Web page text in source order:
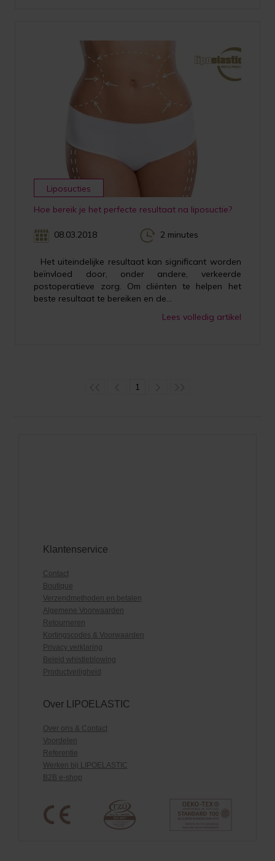
Liposucties
Hoe bereik je het perfecte resultaat na liposuctie?
08.03.2018 2 minutes
Het uiteindelijke resultaat kan significant worden
beïnvloed door, onder andere, verkeerde
postoperatieve zorg. Om cliënten te helpen het
beste resultaat te bereiken en de...
Lees volledig artikel
1
Klantenservice
Contact
Boutique
Verzendmethoden en betalen
Algemene Voorwaarden
Retourneren
Kortingscodes & Voorwaarden
Privacy verklaring
Beleid whistleblowing
Productveiligheid
Over LIPOELASTIC
Over ons & Contact
Voordelen
Referentie
Werken bij LIPOELASTIC
B2B e-shop